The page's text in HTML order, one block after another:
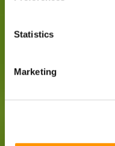
Statistics
Marketing